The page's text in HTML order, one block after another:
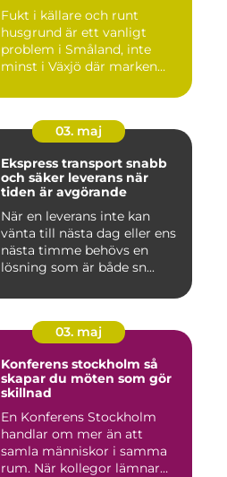
Fukt i källare och runt
husgrund är ett vanligt
problem i Småland, inte
minst i Växjö där marken
03. maj
Ekspress transport snabb
och säker leverans när
tiden är avgörande
När en leverans inte kan
vänta till nästa dag eller ens
nästa timme behövs en
lösning som är både sn...
03. maj
Konferens stockholm så
skapar du möten som gör
skillnad
En Konferens Stockholm
handlar om mer än att
samla människor i samma
rum. När kollegor lämnar